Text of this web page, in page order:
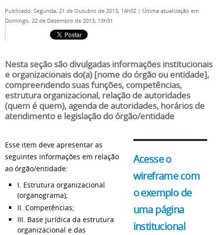
Publicado: Segunda, 21 de Outubro de 2013, 14h02 | Última atualização em
Domingo, 22 de Dezembro de 2013, 13h31
Nesta seção são divulgadas informações institucionais
e organizacionais do(a) [nome do órgão ou entidade],
compreendendo suas funções, competências,
estrutura organizacional, relação de autoridades
(quem é quem), agenda de autoridades, horários de
atendimento e legislação do órgão/entidade
Acesse o
wireframe com
o exemplo de
uma página
institucional
Esse item deve apresentar as
seguintes informações em relação
ao órgão/entidade:
I. Estrutura organizacional
(organograma);
II. Competências;
III. Base jurídica da estrutura
organizacional e das